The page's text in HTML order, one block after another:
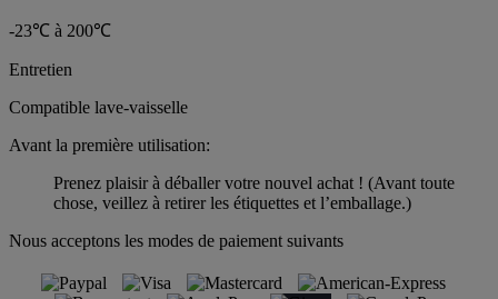
-23℃ à 200℃
Entretien
Compatible lave-vaisselle
Avant la première utilisation:
Prenez plaisir à déballer votre nouvel achat ! (Avant toute
chose, veillez à retirer les étiquettes et l’emballage.)
Nous acceptons les modes de paiement suivants